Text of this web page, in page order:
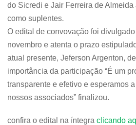
do Sicredi e Jair Ferreira de Almeida
como suplentes.
O edital de convovação foi
novembro e atenta o prazo
atual presente, Jeferson Argenton,
importância da participação “É um
transparente e efetivo e esperamos
nossos associados” finalizou.
confira o edital na íntegra clicando